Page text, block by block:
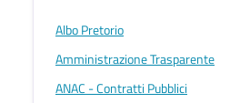
Albo Pretorio
Amministrazione Trasparente
ANAC - Contratti Pubblici